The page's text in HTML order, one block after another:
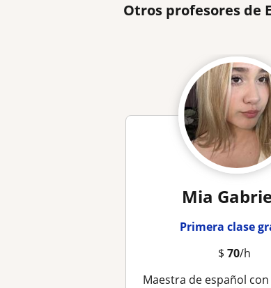
Otros profesores de
Mia
Primera clase
$70/h
Maestra de español con experiencia en línea y presencial